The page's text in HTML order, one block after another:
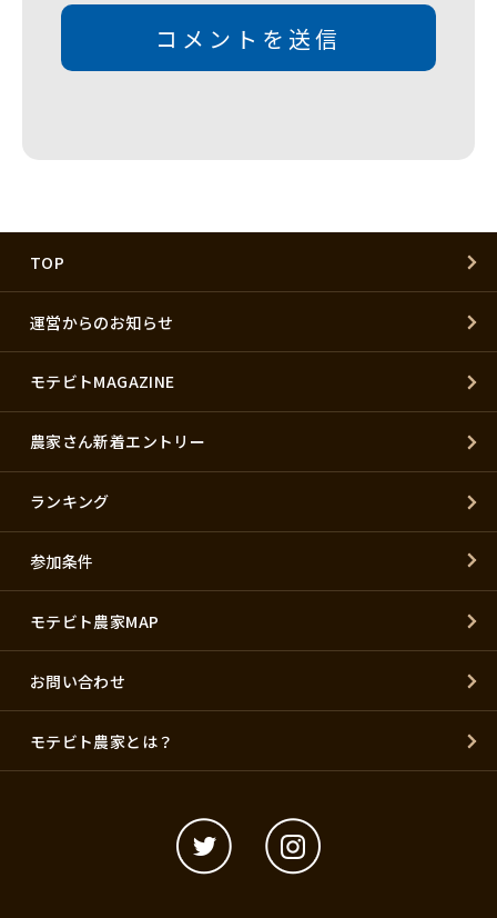
TOP
運営からのお知らせ
モテビトMAGAZINE
農家さん新着エントリー
ランキング
参加条件
モテビト農家MAP
お問い合わせ
モテビト農家とは？